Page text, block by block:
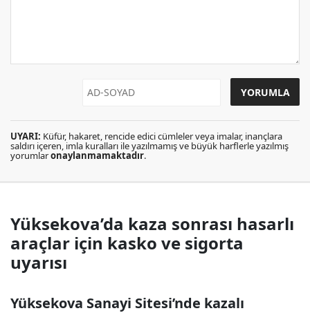
UYARI: Küfür, hakaret, rencide edici cümleler veya imalar, inançlara
saldırı içeren, imla kuralları ile yazılmamış ve büyük harflerle yazılmış
yorumlaronaylanmamaktadır.
Yüksekova’da kaza sonrası hasarlı
araçlar için kasko ve sigorta
uyarısı
Yüksekova Sanayi Sitesi’nde kazalı